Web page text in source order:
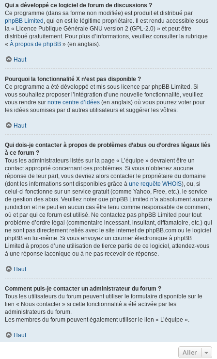
Qui a développé ce logiciel de forum de discussions ?
Ce programme (dans sa forme non modifiée) est produit et distribué par
phpBB Limited , qui en est le légitime propriétaire. Il est rendu accessible sous
la « Licence Publique Générale GNU version 2 (GPL-2.0) » et peut être
distribué gratuitement. Pour plus d’informations, veuillez consulter la rubrique
« À propos de phpBB » (en anglais).
Haut
Pourquoi la fonctionnalité X n’est pas disponible ?
Ce programme a été développé et mis sous licence par phpBB Limited. Si
vous souhaitez proposer l’intégration d’une nouvelle fonctionnalité, veuillez
vous rendre sur notre centre d’idées (en anglais) où vous pourrez voter pour
les idées soumises par d’autres utilisateurs et suggérer les vôtres.
Haut
Qui dois-je contacter à propos de problèmes d’abus ou d’ordres légaux liés
à ce forum ?
Tous les administrateurs listés sur la page « L’équipe » devraient être un
contact approprié concernant ces problèmes. Si vous n’obtenez aucune
réponse de leur part, vous devriez alors contacter le propriétaire du domaine
(dont les informations sont disponibles grâce à une requête WHOIS), ou, si
celui-ci fonctionne sur un service gratuit (comme Yahoo, Free, etc.), le service
de gestion des abus. Veuillez noter que phpBB Limited n’a absolument aucune
juridiction et ne peut en aucun cas être tenu comme responsable de comment,
où et par qui ce forum est utilisé. Ne contactez pas phpBB Limited pour tout
problème d’ordre légal (commentaire incessant, insultant, diffamatoire, etc.) qui
ne sont pas directement reliés avec le site internet de phpBB.com ou le logiciel
phpBB en lui-même. Si vous envoyez un courrier électronique à phpBB
Limited à propos d’une utilisation de tierce partie de ce logiciel, attendez-vous
à une réponse laconique ou à ne pas recevoir de réponse.
Haut
Comment puis-je contacter un administrateur du forum ?
Tous les utilisateurs du forum peuvent utiliser le formulaire disponible sur le
lien « Nous contacter » si cette fonctionnalité a été activée par les
administrateurs du forum.
Les membres du forum peuvent également utiliser le lien « L’équipe ».
Haut
Aller